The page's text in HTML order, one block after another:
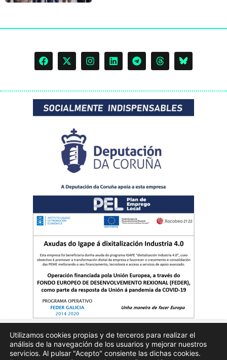
Quienes somos Publicidad Aviso Legal Politicas de privacidad
Utilizamos cookies propias y de terceros para realizar el
análisis de la navegación de los usuarios y mejorar nuestros
servicios. Al pulsar "Acepto" consiente las dichas cookies.